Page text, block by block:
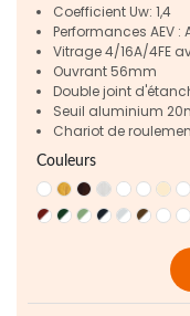
Coefficient Uw: 1,4
Performances AEV :
Vitrage 4/16A/4FE
Ouvrant 56mm
Double joint
Seuil aluminium
Chariot de
Couleurs